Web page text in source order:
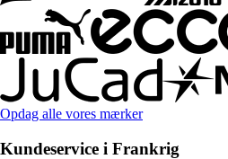
Opdag alle vores mærker
Kundeservice i Frankrig